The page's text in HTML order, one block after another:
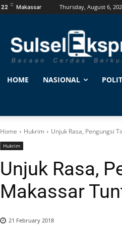
22 C Makassar Thursday, August 6,
HOME NASIONAL
Home Hukrim Unjuk Rasa, Pengungsi
Hukrim
Unjuk Rasa,
Makassar
21 February 2018